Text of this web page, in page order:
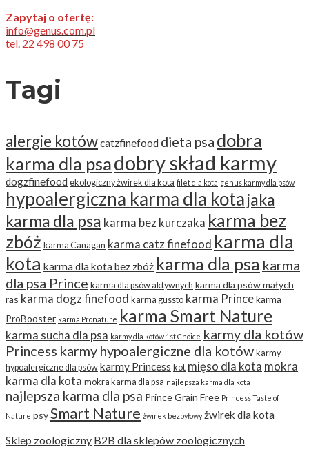
Zapytaj o ofertę:
info@genus.com.pl
tel. 22 498 00 75
Tagi
alergie kotówcatzfinefood dieta psa dobra
karma dla psadobry skład karmy
dogzfinefood ekologiczny żwirek dla kota filet dla kota genus karmy dla psów
hypoalergiczna karma dla kotajaka
karma dla psa karma bez kurczaka karma bez
zbóż karma Canagan karma catz finefood karma dla
kota karma dla kota bez zbóż karma dla psa karma
dla psa Prince karma dla psów aktywnych karma dla psów małych
ras karma dogz finefood karma gussto karma Princekarma
ProBooster karma Pronature karma Smart Nature
karma sucha dla psa karmy dla kotów 1st Choice karmy dla kotów
Princess karmy hypoalergiczne dla kotów karmy
hypoalergiczne dla psów karmy Princess kot mięso dla kota mokra
karma dla kota mokra karma dla psa najlepsza karma dla kota
najlepsza karma dla psa Prince Grain Free Princess Taste of
Nature psySmart Nature żwirek bezpyłowy żwirek dla kota
Sklep zoologiczny B2B dla sklepów zoologicznych